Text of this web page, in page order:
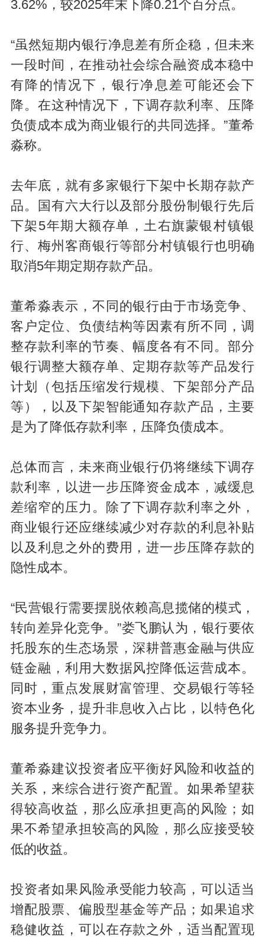
3.62%，较2025年末下降0.21个百分点。
“虽然短期内银行净息差有所企稳，但未来
一段时间，在推动社会综合融资成本稳中
有降的情况下，银行净息差可能还会下
降。在这种情况下，下调存款利率、压降
负债成本成为商业银行的共同选择。”董希
淼称。
去年底，就有多家银行下架中长期存款产
品。国有六大行以及部分股份制银行先后
下架5年期大额存单，土右旗蒙银村镇银
行、梅州客商银行等部分村镇银行也明确
取消5年期定期存款产品。
董希淼表示，不同的银行由于市场竞争、
客户定位、负债结构等因素有所不同，调
整存款利率的节奏、幅度各有不同。部分
银行调整大额存单、定期存款等产品发行
计划（包括压缩发行规模、下架部分产品
等），以及下架智能通知存款产品，主要
是为了降低存款利率，压降负债成本。
总体而言，未来商业银行仍将继续下调存
款利率，以进一步压降资金成本，减缓息
差缩窄的压力。除了下调存款利率之外，
商业银行还应继续减少对存款的利息补贴
以及利息之外的费用，进一步压降存款的
隐性成本。
“民营银行需要摆脱依赖高息揽储的模式，
转向差异化竞争。”娄飞鹏认为，银行要依
托股东的生态场景，深耕普惠金融与供应
链金融，利用大数据风控降低运营成本。
同时，重点发展财富管理、交易银行等轻
资本业务，提升非息收入占比，以特色化
服务提升竞争力。
董希淼建议投资者应平衡好风险和收益的
关系，来综合进行资产配置。如果希望获
得较高收益，那么应承担更高的风险；如
果不希望承担较高的风险，那么应接受较
低的收益。
投资者如果风险承受能力较高，可以适当
增配股票、偏股型基金等产品；如果追求
稳健收益，可以在存款之外，适当配置现